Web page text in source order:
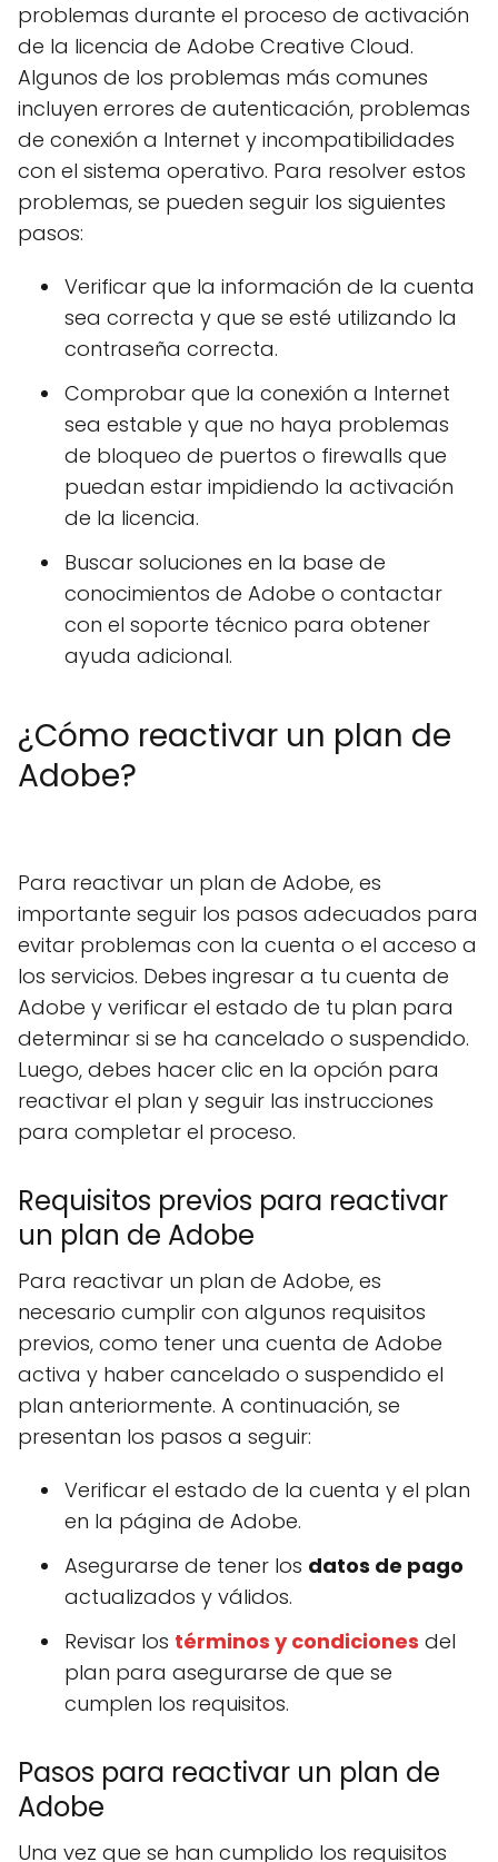
problemas durante el proceso de activación
de la licencia de Adobe Creative Cloud.
Algunos de los problemas más comunes
incluyen errores de autenticación, problemas
de conexión a Internet y incompatibilidades
con el sistema operativo. Para resolver estos
problemas, se pueden seguir los siguientes
pasos:
Verificar que la información de la cuenta
sea correcta y que se esté utilizando la
contraseña correcta.
Comprobar que la conexión a Internet
sea estable y que no haya problemas
de bloqueo de puertos o firewalls que
puedan estar impidiendo la activación
de la licencia.
Buscar soluciones en la base de
conocimientos de Adobe o contactar
con el soporte técnico para obtener
ayuda adicional.
¿Cómo reactivar un plan de
Adobe?
Para reactivar un plan de Adobe, es
importante seguir los pasos adecuados para
evitar problemas con la cuenta o el acceso a
los servicios. Debes ingresar a tu cuenta de
Adobe y verificar el estado de tu plan para
determinar si se ha cancelado o suspendido.
Luego, debes hacer clic en la opción para
reactivar el plan y seguir las instrucciones
para completar el proceso.
Requisitos previos para reactivar
un plan de Adobe
Para reactivar un plan de Adobe, es
necesario cumplir con algunos requisitos
previos, como tener una cuenta de Adobe
activa y haber cancelado o suspendido el
plan anteriormente. A continuación, se
presentan los pasos a seguir:
Verificar el estado de la cuenta y el plan
en la página de Adobe.
Asegurarse de tener los datos de pago
actualizados y válidos.
Revisar los términos y condiciones del
plan para asegurarse de que se
cumplen los requisitos.
Pasos para reactivar un plan de
Adobe
Una vez que se han cumplido los requisitos